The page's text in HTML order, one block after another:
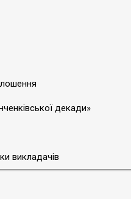
декади»
викладачів